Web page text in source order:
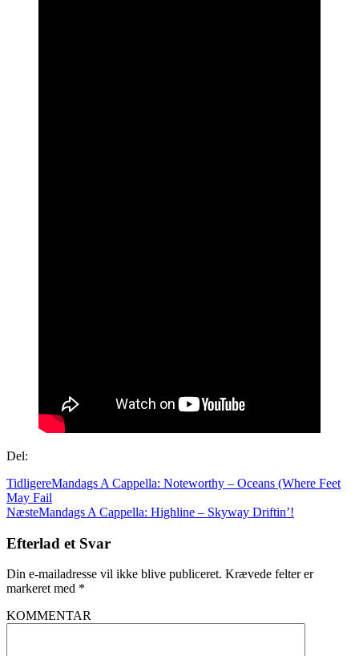
Del:
TidligereMandags A Cappella: Noteworthy – Oceans (Where Feet
May Fail
NæsteMandags A Cappella: Highline – Skyway Driftin’!
Efterlad et Svar
Din e-mailadresse vil ikke blive publiceret. Krævede felter er
markeret med *
KOMMENTAR